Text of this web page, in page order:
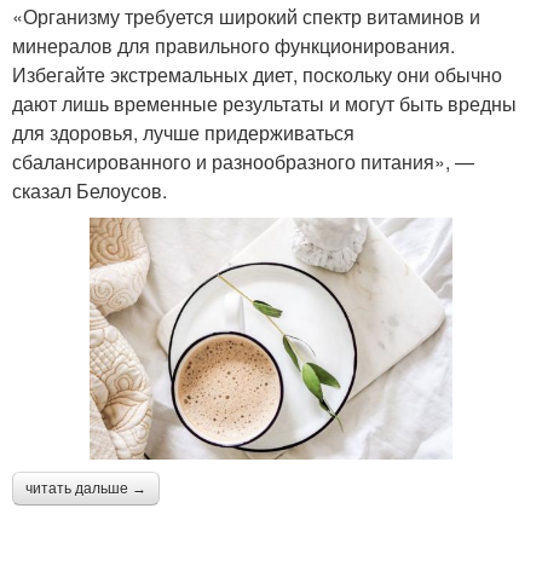
«Организму требуется широкий спектр витаминов и
минералов для правильного функционирования.
Избегайте экстремальных диет, поскольку они обычно
дают лишь временные результаты и могут быть вредны
для здоровья, лучше придерживаться
сбалансированного и разнообразного питания», —
сказал Белоусов.
читать дальше →